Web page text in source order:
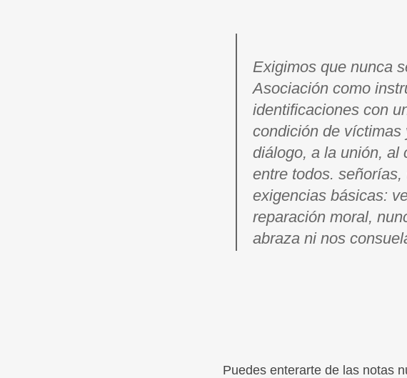
Exigimos que nunca
Asociación como
identificaciones con
condición de
diálogo, a la unión, al
entre todos.
exigencias básicas:
reparación moral,
abraza ni nos
Puedes enterarte de las notas